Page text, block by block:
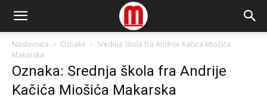
Naslovnica Oznake
Srednja škola fra Andrije Kačića Miošića
Makarska
Oznaka: Srednja škola fra Andrije
Kačića Miošića Makarska